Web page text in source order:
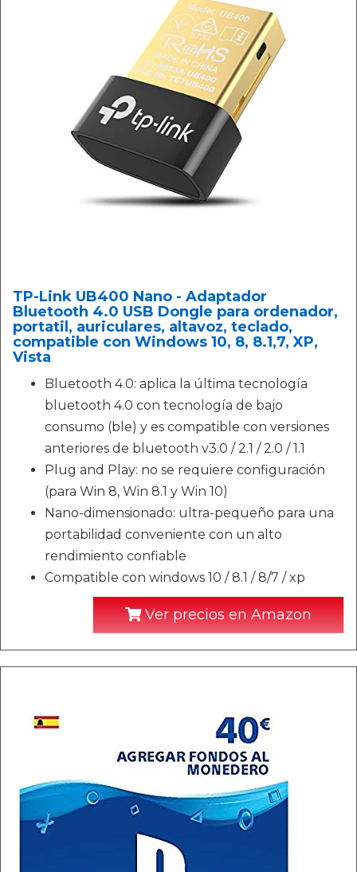
TP-Link UB400 Nano - Adaptador
Bluetooth 4.0 USB Dongle para ordenador,
portatil, auriculares, altavoz, teclado,
compatible con Windows 10, 8, 8.1,7, XP,
Vista
Bluetooth 4.0: aplica la última tecnología
bluetooth 4.0 con tecnología de bajo
consumo (ble) y es compatible con versiones
anteriores de bluetooth v3.0 / 2.1 / 2.0 / 1.1
Plug and Play: no se requiere configuración
(para Win 8, Win 8.1 y Win 10)
Nano-dimensionado: ultra-pequeño para una
portabilidad conveniente con un alto
rendimiento confiable
Compatible con windows 10 / 8.1 / 8/7 / xp
Ver precios en Amazon